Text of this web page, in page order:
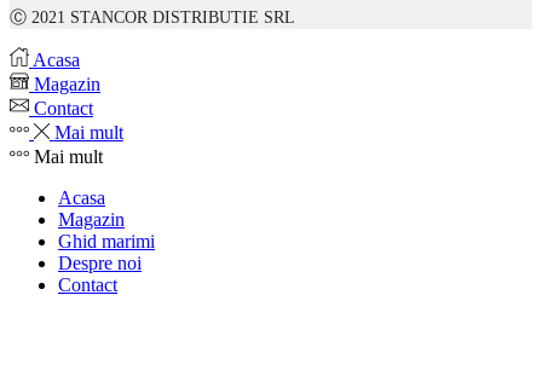
Ⓒ 2021 STANCOR DISTRIBUTIE SRL
Acasa
Magazin
Contact
Mai mult
Mai mult
Acasa
Magazin
Ghid marimi
Despre noi
Contact